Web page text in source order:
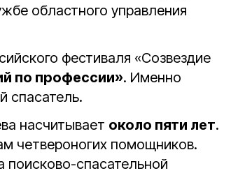
областного управления
фестиваля «Созвездие
по профессии». Именно
спасатель.
насчитывает около пяти лет.
четвероногих помощников.
поисково-спасательной